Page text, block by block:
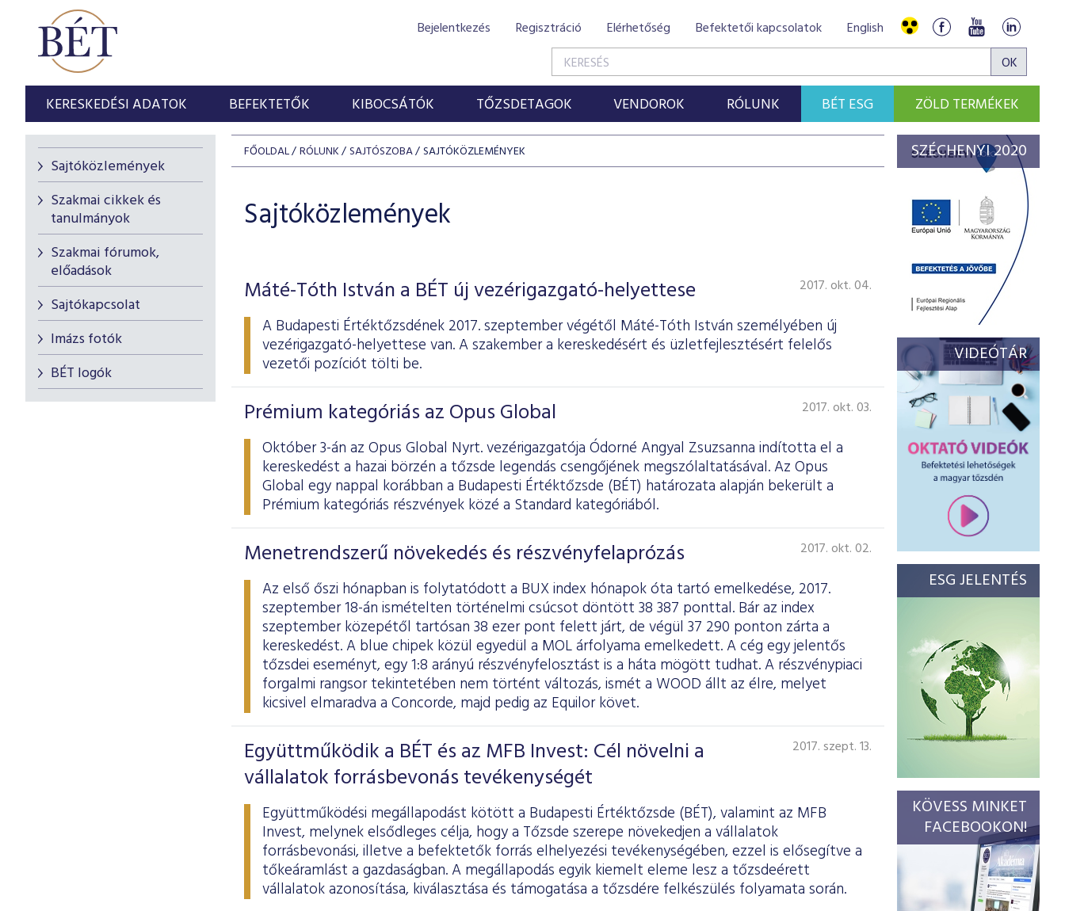
Bejelentkezés Regisztráció Elérhetőség Befektetői kapcsolatok English
KERESKEDÉSI ADATOK BEFEKTETŐK KIBOCSÁTÓK TŐZSDETAGOK VENDOROK RÓLUNK BÉT ESG ZÖLD TERMÉKEK
Sajtóközlemények
Szakmai cikkek és
tanulmányok
Szakmai fórumok,
előadások
Sajtókapcsolat
Imázs fotók
BÉT logók
FŐOLDAL RÓLUNK SAJTÓSZOBA SAJTÓKÖZLEMÉNYEK
Sajtóközlemények
Máté-Tóth István a BÉT új vezérigazgató-helyettese 2017. okt. 04.
A Budapesti Értéktőzsdének 2017. szeptember végétől Máté-Tóth István személyében új
vezérigazgató-helyettese van. A szakember a kereskedésért és üzletfejlesztésért felelős
vezetői pozíciót tölti be.
Prémium kategóriás az Opus Global 2017. okt. 03.
Október 3-án az Opus Global Nyrt. vezérigazgatója Ódorné Angyal Zsuzsanna indította el a
kereskedést a hazai börzén a tőzsde legendás csengőjének megszólaltatásával. Az Opus
Global egy nappal korábban a Budapesti Értéktőzsde (BÉT) határozata alapján bekerült a
Prémium kategóriás részvények közé a Standard kategóriából.
Menetrendszerű növekedés és részvényfelaprózás 2017. okt. 02.
Az első őszi hónapban is folytatódott a BUX index hónapok óta tartó emelkedése, 2017.
szeptember 18-án ismételten történelmi csúcsot döntött 38 387 ponttal. Bár az index
szeptember közepétől tartósan 38 ezer pont felett járt, de végül 37 290 ponton zárta a
kereskedést. A blue chipek közül egyedül a MOL árfolyama emelkedett. A cég egy jelentős
tőzsdei eseményt, egy 1:8 arányú részvényfelosztást is a háta mögött tudhat. A részvénypiaci
forgalmi rangsor tekintetében nem történt változás, ismét a WOOD állt az élre, melyet
kicsivel elmaradva a Concorde, majd pedig az Equilor követ.
Együttműködik a BÉT és az MFB Invest: Cél növelni a
vállalatok forrásbevonás tevékenységét
2017. szept. 13.
Együttműködési megállapodást kötött a Budapesti Értéktőzsde (BÉT), valamint az MFB
Invest, melynek elsődleges célja, hogy a Tőzsde szerepe növekedjen a vállalatok
forrásbevonási, illetve a befektetők forrás elhelyezési tevékenységében, ezzel is elősegítve a
tőkeáramlást a gazdaságban. A megállapodás egyik kiemelt eleme lesz a tőzsdeérett
vállalatok azonosítása, kiválasztása és támogatása a tőzsdére felkészülés folyamata során.
SZÉCHENYI 2020
VIDEÓTÁR
ESG JELENTÉS
KÖVESS MINKET
FACEBOOKON!